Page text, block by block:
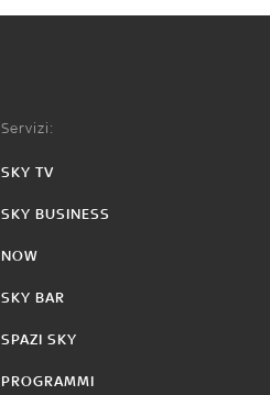
Servizi:
SKY TV
SKY BUSINESS
NOW
SKY BAR
SPAZI SKY
PROGRAMMI